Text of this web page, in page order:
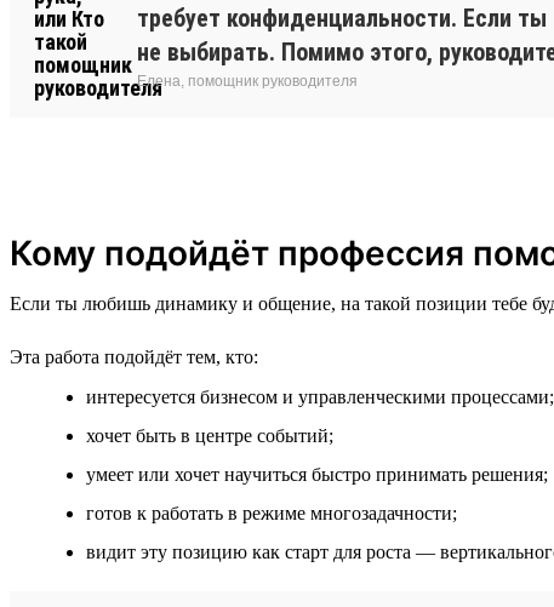
требует конфиденциальности. Если
не выбирать. Помимо этого,
Елена, помощник руководителя
Кому подойдёт профессия
Если ты любишь динамику и общение, на такой позиции тебе
Эта работа подойдёт тем, кто:
интересуется бизнесом и управленческими процессами;
хочет быть в центре событий;
умеет или хочет научиться быстро принимать решения;
готов к работать в режиме многозадачности;
видит эту позицию как старт для роста —